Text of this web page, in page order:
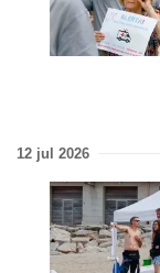
12 jul 2026